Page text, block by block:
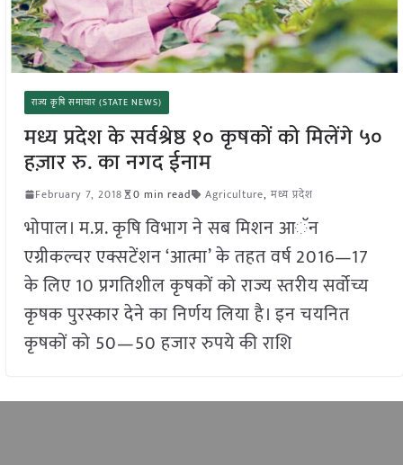
राज्य कृषि समाचार (STATE NEWS)
मध्य प्रदेश के सर्वश्रेष्ठ १० कृषकों को मिलेंगे ५०
हज़ार रु. का नगद ईनाम
February 7, 2018 0 min read Agriculture, मध्य प्रदेश
भोपाल। म.प्र. कृषि विभाग ने सब मिशन आॅन
एग्रीकल्चर एक्सटेंशन ‘आत्मा’ के तहत वर्ष 2016—17
के लिए 10 प्रगतिशील कृषकों को राज्य स्तरीय सर्वोच्य
कृषक पुरस्कार देने का निर्णय लिया है। इन चयनित
कृषकों को 50—50 हजार रुपये की राशि